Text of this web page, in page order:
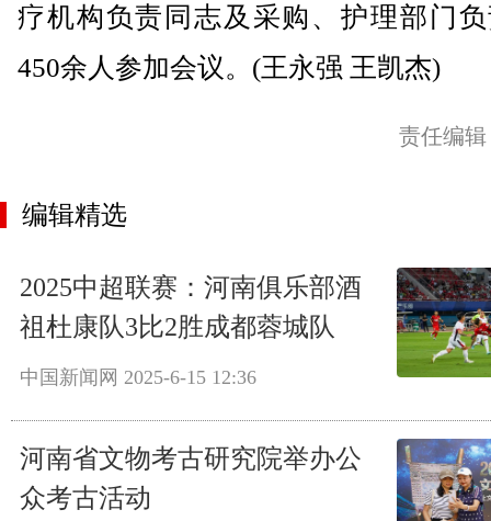
疗机构负责同志及采购、护理部门
450余人参加会议。(王永强 王凯杰)
责任编
编辑精选
2025中超联赛：河南俱乐部酒
祖杜康队3比2胜成都蓉城队
中国新闻网 2025-6-15 12:36
河南省文物考古研究院举办公
众考古活动